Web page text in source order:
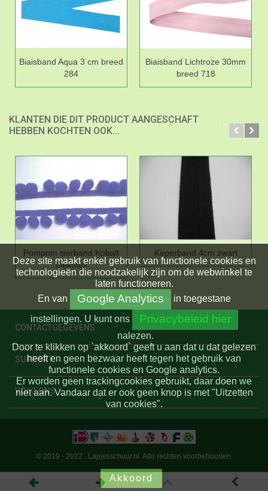
Biaisband Aqua 3 cm breed
284
Biaisband Lichtroze 30mm
breed 718
KLANTEN DIE DIT PRODUCT AANGESCHAFT
HEBBEN KOCHTEN OOK...
Pompom sierband Kobalt
Oekotex
Keperband 4cm zwart
CONTACTGEGEVENS
SUPPORT
VOLG ONS
Deze site maakt enkel gebruik van functionele cookies en
technologieën die noodzakelijk zijn om de webwinkel te
laten functioneren.
En van Google Analytics
in toegestane
instellingen. U kunt ons Privacybeleid hier
nalezen.
Door te klikken op `akkoord` geeft u aan dat u dat gelezen
heeft en geen bezwaar heeft tegen het gebruik van
functionele cookies en Google analytics.
Er worden geen trackingcookies gebruikt, daar doen we
niet aan. Vandaar dat er ook geen knop is met "Uitzetten
van cookies".
Akkoord
© 2019 - 2022 . Lapjesschuur.nl. Alle rechten voorbehouden.